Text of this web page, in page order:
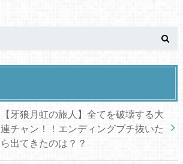
【牙狼月虹の旅人】全てを破壊する大
連チャン！！エンディングブチ抜いた
ら出てきたのは？？